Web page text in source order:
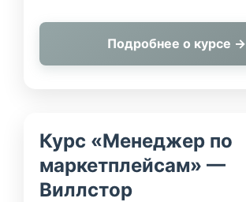
Подробнее о курсе →
Курс «Менеджер по
маркетплейсам» —
Виллстор